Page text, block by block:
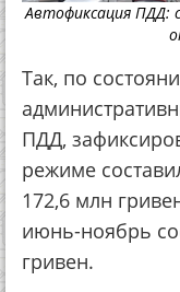
Автофиксация ПДД:
Так, по
ПДД,
режиме
172,6 млн
июнь-ноябрь
гривен.